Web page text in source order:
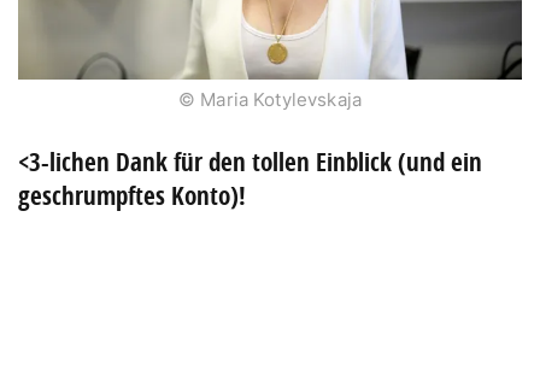
© Maria Kotylevskaja
<3-lichen Dank für den tollen Einblick (und ein
geschrumpftes Konto)!